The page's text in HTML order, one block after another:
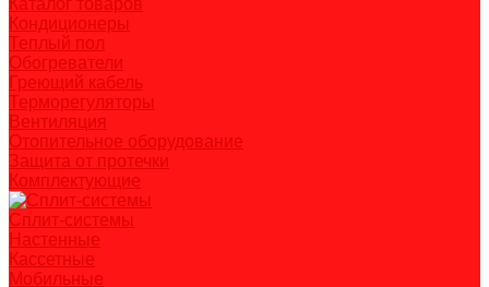
Каталог товаров
Кондиционеры
Теплый пол
Обогреватели
Греющий кабель
Терморегуляторы
Вентиляция
Отопительное оборудование
Защита от протечки
Комплектующие
Сплит-системы
Настенные
Кассетные
Мобильные